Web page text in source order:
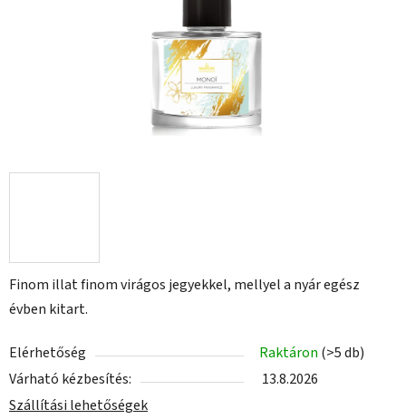
Finom illat finom virágos jegyekkel, mellyel a nyár egész
évben kitart.
Elérhetőség Raktáron (>5 db)
Várható kézbesítés:
13.8.2026
Szállítási lehetőségek